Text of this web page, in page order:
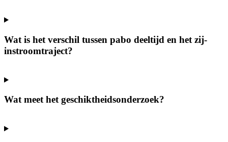
Wat is het verschil tussen pabo deeltijd en het zij-
instroomtraject?
Wat meet het geschiktheidsonderzoek?